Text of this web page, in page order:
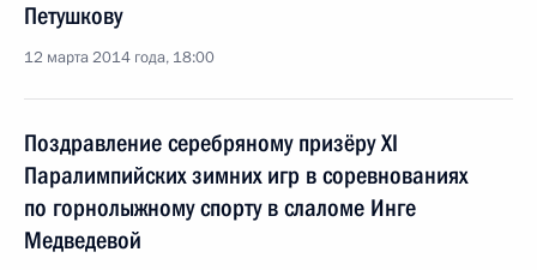
Петушкову
12 марта 2014 года, 18:00
Поздравление серебряному призёру XI
Паралимпийских зимних игр в соревнованиях
по горнолыжному спорту в слаломе Инге
Медведевой